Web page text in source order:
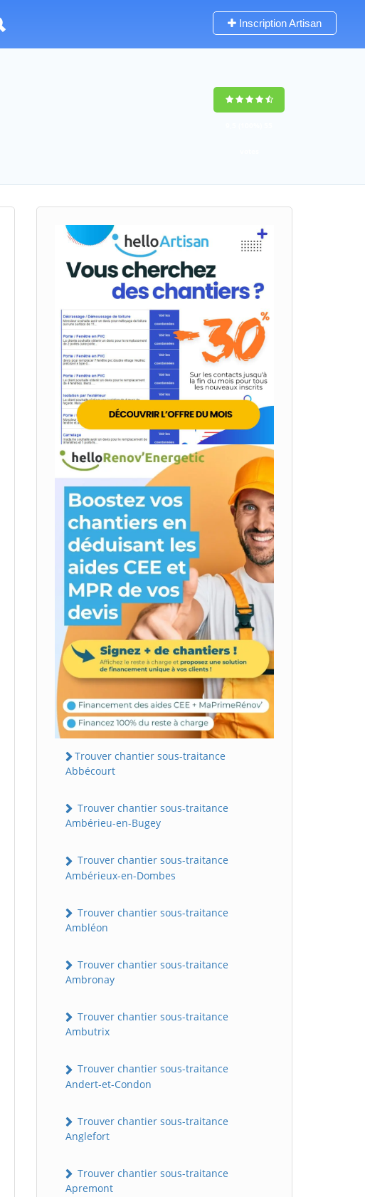
Inscription Artisan
Trouver chantier sous-traitance
Abbécourt
Trouver chantier sous-traitance
Ambérieu-en-Bugey
Trouver chantier sous-traitance
Ambérieux-en-Dombes
Trouver chantier sous-traitance
Ambléon
Trouver chantier sous-traitance
Ambronay
Trouver chantier sous-traitance
Ambutrix
Trouver chantier sous-traitance
Andert-et-Condon
Trouver chantier sous-traitance
Anglefort
Trouver chantier sous-traitance
Apremont